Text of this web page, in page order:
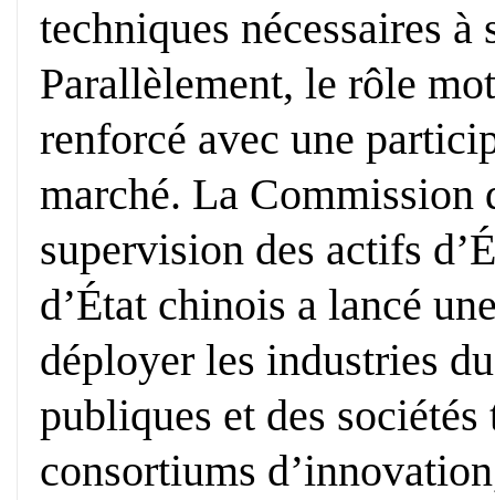
techniques nécessaires
Parallèlement, le rôle
renforcé avec une
marché. La Commission
supervision des actifs
d’État chinois a lancé
déployer les industries
publiques et des
consortiums